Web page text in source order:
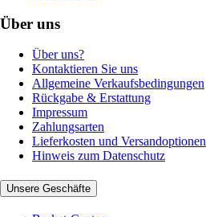
Über uns
Über uns?
Kontaktieren Sie uns
Allgemeine Verkaufsbedingungen
Rückgabe & Erstattung
Impressum
Zahlungsarten
Lieferkosten und Versandoptionen
Hinweis zum Datenschutz
Unsere Geschäfte